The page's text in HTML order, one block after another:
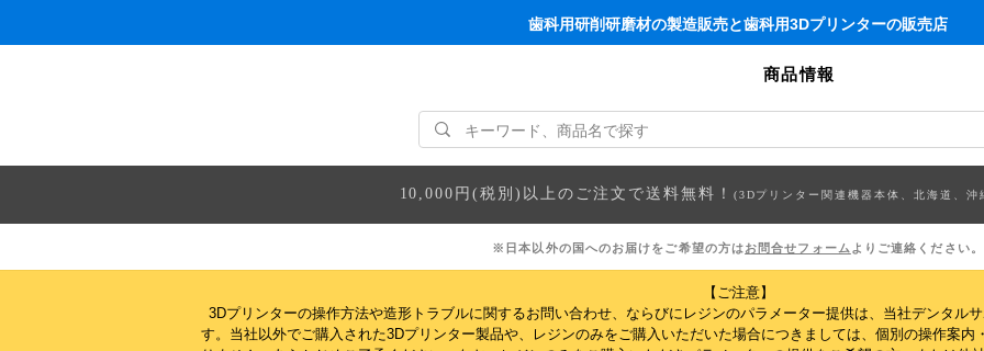
商品情報
歯科用研削研磨材の製造販売と歯科用3Dプリンターの販売店
10,000円(税別)以上のご注文で送料無料！ (3Dプリンター関連機器本体、北海道、沖
※日本以外の国へのお届けをご希望の方はお問合せフォームよりご連絡ください。
【ご注意】
3Dプリンターの操作方法や造形トラブルに関するお問い合わせ、ならびにレジンのパラメーター提供は、当社デンタル
す。当社以外でご購入された3Dプリンター製品や、レジンのみをご購入いただいた場合につきましては、個別の操作案